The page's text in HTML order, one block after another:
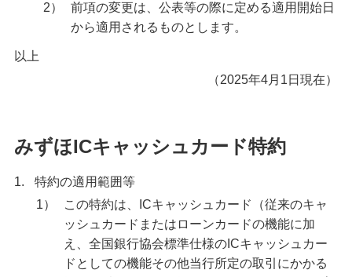
2）
前項の変更は、公表等の際に定める適用開始日
から適用されるものとします。
以上
（2025年4月1日現在）
みずほICキャッシュカード特約
1.
特約の適用範囲等
1）
この特約は、ICキャッシュカード（従来のキャ
ッシュカードまたはローンカードの機能に加
え、全国銀行協会標準仕様のICキャッシュカー
ドとしての機能その他当行所定の取引にかかる